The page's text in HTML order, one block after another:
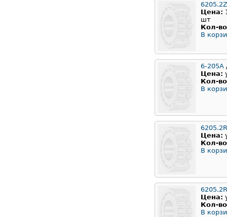
Цена:
шт
Кол-
В
6-205А
Цена:
Кол-
В
Цена:
Кол-
В
Цена:
Кол-
В